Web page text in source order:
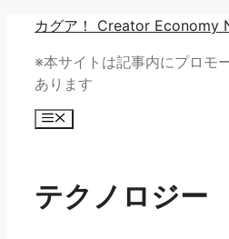
カグア！ Creator Economy
※本サイトは記事内にプロモ
あります
メ
テクノロジー